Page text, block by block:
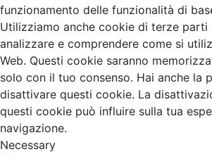
funzionamento delle funzionalità di
Utilizziamo anche cookie di terze parti
analizzare e comprendere come si
Web. Questi cookie saranno
solo con il tuo consenso. Hai anche la
disattivare questi cookie. La
questi cookie può influire sulla tua
navigazione.
Necessary